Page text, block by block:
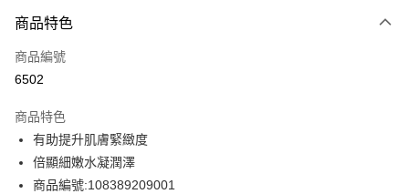
信用卡
Apple Pay
PayMe
WeChat Pay
商品特色
商品編號
6502
商品特色
有助提升肌膚緊緻度
倍顯細嫩水凝潤澤
商品編號:108389209001